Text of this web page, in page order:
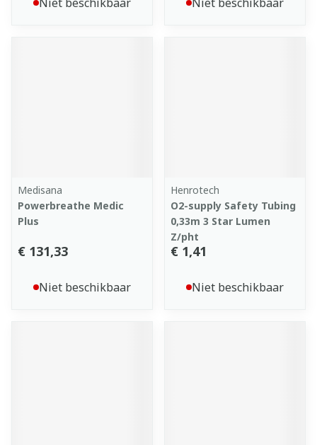
Medisana
Powerbreathe Medic
Plus
€ 131,33
Niet beschikbaar
Henrotech
O2-supply Safety Tubing
0,33m 3 Star Lumen
Z/pht
€ 1,41
Niet beschikbaar